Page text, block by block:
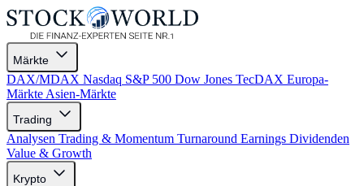
Märkte
DAX/MDAX Nasdaq S&P 500 Dow Jones TecDAX Europa-
Märkte Asien-Märkte
Trading
Analysen Trading & Momentum Turnaround Earnings Dividenden
Value & Growth
Krypto